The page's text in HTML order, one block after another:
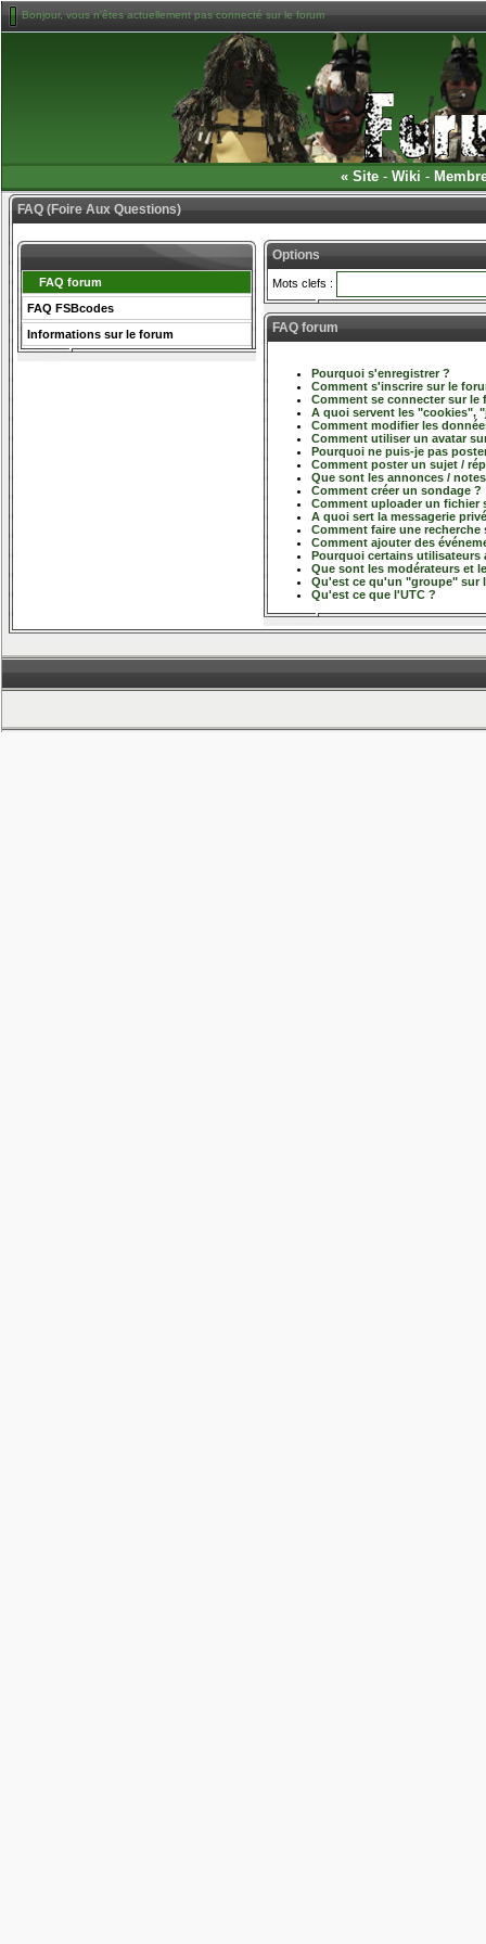
Bonjour, vous n'êtes actuellement pas connecté sur le forum
« Site - Wiki -
FAQ (Foire Aux Questions)
FAQ forum
FAQ FSBcodes
Informations sur le forum
Options
Mots clefs :
FAQ forum
Pourquoi s'enregistrer ?
Comment s'inscrire sur le
Comment se connecter sur le
A quoi servent les "cookies",
Comment modifier les
Comment utiliser un avatar
Pourquoi ne puis-je pas
Comment poster un sujet /
Que sont les annonces /
Comment créer un sondage ?
Comment uploader un fichier
A quoi sert la messagerie
Comment faire une recherche
Comment ajouter des
Pourquoi certains utilisateurs
Que sont les modérateurs et
Qu'est ce qu'un "groupe" sur
Qu'est ce que l'UTC ?